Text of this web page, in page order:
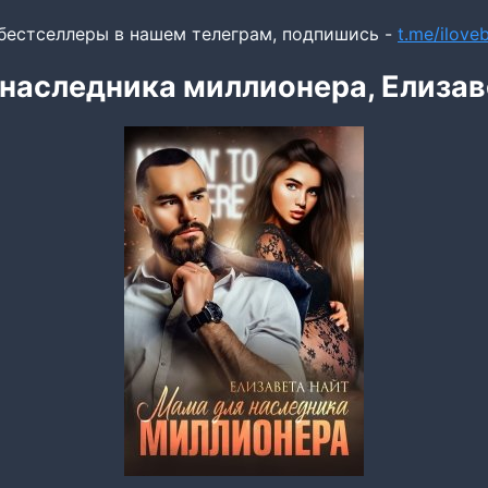
в нашем телеграм, подпишись - t.me/
миллионера,